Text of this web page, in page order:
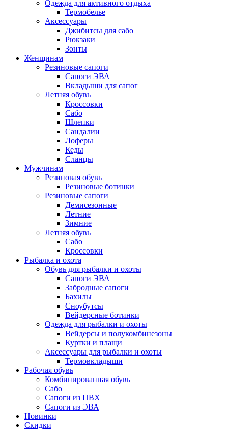
Одежда для активного отдыха
Термобелье
Аксессуары
Джибитсы для сабо
Рюкзаки
Зонты
Женщинам
Резиновые сапоги
Cапоги ЭВА
Вкладыши для сапог
Летняя обувь
Кроссовки
Сабо
Шлепки
Сандалии
Лоферы
Кеды
Сланцы
Мужчинам
Резиновая обувь
Резиновые ботинки
Резиновые сапоги
Демисезонные
Летние
Зимние
Летняя обувь
Сабо
Кроссовки
Рыбалка и охота
Обувь для рыбалки и охоты
Сапоги ЭВА
Забродные сапоги
Бахилы
Сноубутсы
Вейдерсные ботинки
Одежда для рыбалки и охоты
Вейдерсы и полукомбинезоны
Куртки и плащи
Аксессуары для рыбалки и охоты
Термовкладыши
Рабочая обувь
Комбинированная обувь
Сабо
Сапоги из ПВХ
Сапоги из ЭВА
Новинки
Скидки